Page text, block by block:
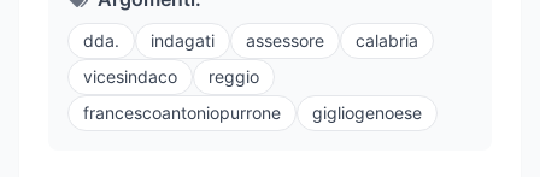
dda. indagati assessore
calabria
vicesindaco
reggio
francescoantoniopurrone
gigliogenoese